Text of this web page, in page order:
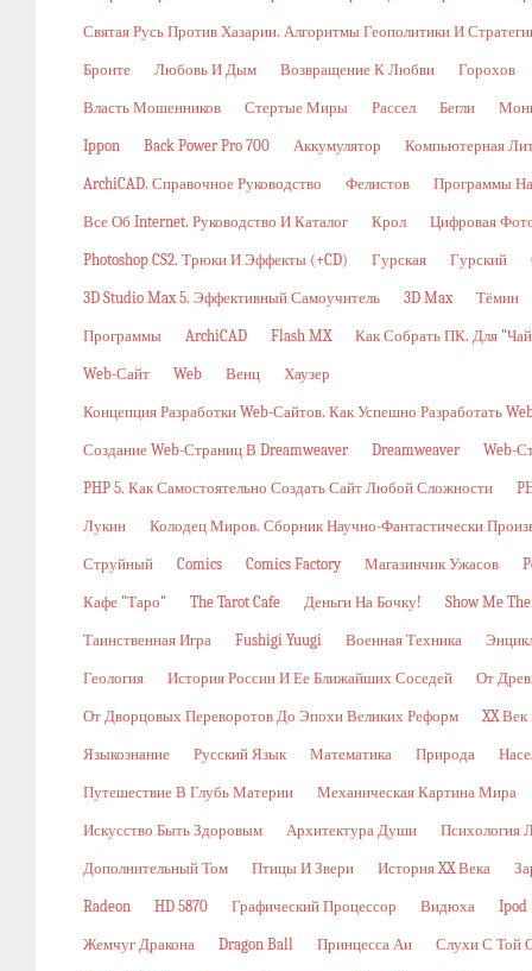
Святая Русь Против Хазарии. Алгоритмы Геополитики И
Бронте Любовь И Дым Возвращение К Любви Горохов
Власть Мошенников Стертые Миры Рассел Бегли
Ippon Back Power Pro 700 Аккумулятор Компьютерная
ArchiCAD. Справочное Руководство Фелистов Программы
Все Об Internet. Руководство И Каталог Крол Цифровая
Photoshop CS2. Трюки И Эффекты (+CD) Гурская Гурский
3D Studio Max 5. Эффективный Самоучитель 3D Max Тёмин
Программы ArchiCAD Flash MX Как Собрать ПК. Для
Web-Сайт Web Венц Хаузер
Концепция Разработки Web-Сайтов. Как Успешно Разработать
Создание Web-Страниц В Dreamweaver Dreamweaver Web-
PHP 5. Как Самостоятельно Создать Сайт Любой Сложности
Лукин Колодец Миров. Сборник Научно-Фантастически
Струйный Comics Comics Factory Магазинчик Ужасов
Кафе "Таро" The Tarot Cafe Деньги На Бочку! Show Me
Таинственная Игра Fushigi Yuugi Военная Техника
Геология История России И Ее Ближайших Соседей От
От Дворцовых Переворотов До Эпохи Великих Реформ XX Век
Языкознание Русский Язык Математика Природа
Путешествие В Глубь Материи Механическая Картина Мира
Искусство Быть Здоровым Архитектура Души Психология
Дополнительный Том Птицы И Звери История XX Века
Radeon HD 5870 Графический Процессор Видюха Ipod
Жемчуг Дракона Dragon Ball Принцесса Аи Слухи С Той